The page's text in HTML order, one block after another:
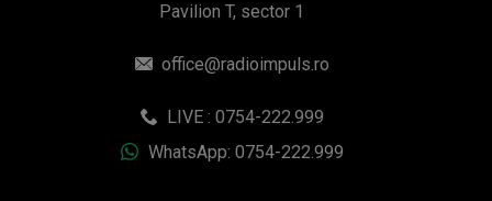
Pavilion T, sector 1
office@radioimpuls.ro
LIVE : 0754-222.999
WhatsApp: 0754-222.999